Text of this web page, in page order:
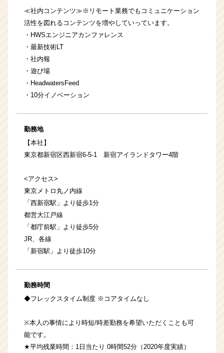
≪社内コンテンツ≫※リモート業務でもコミュニケーション
活性を図れるコンテンツを増やしていっています。
・HWSエンジニアカンファレンス
・最新技術LT
・社内報
・遊び場
・HeadwatersFeed
・10分イノベーション
勤務地
【本社】
東京都新宿区西新宿6-5-1 新宿アイランドタワー4階
<アクセス>
東京メトロ丸ノ内線
「西新宿駅」より徒歩1分
都営大江戸線
「都庁前駅」より徒歩5分
JR、各線
「新宿駅」より徒歩10分
勤務時間
◆フレックスタイム制度 ※コアタイムなし
※本人の事情により時短/時差勤務を希望いただくことも可
能です。
★平均残業時間：1日当たり 0時間52分（2020年度実績）